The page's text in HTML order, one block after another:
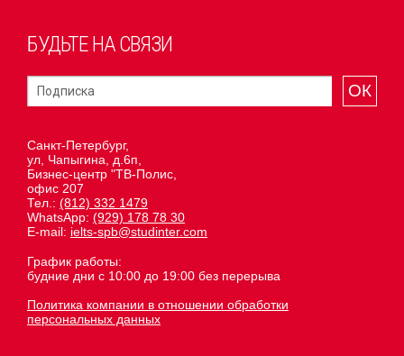
БУДЬТЕ НА СВЯЗИ
ОК
Санкт-Петербург,
ул, Чапыгина, д.6п,
Бизнес-центр "ТВ-Полис,
офис 207
Тел.: (812) 332 1479
WhatsApp: (929) 178 78 30
E-mail: ielts-spb@studinter.com
График работы:
будние дни с 10:00 до 19:00 без перерыва
Политика компании в отношении обработки
персональных данных